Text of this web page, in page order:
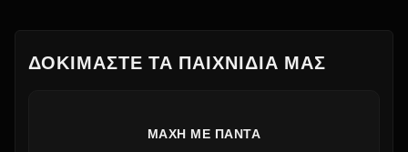
ΔΟΚΙΜΆΣΤΕ ΤΑ ΠΑΙΧΝΊΔΙΑ ΜΑΣ
ΜΆΧΗ ΜΕ ΠΆΝΤΑ